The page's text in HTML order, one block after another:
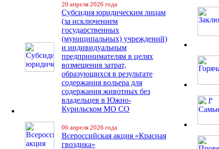
20 апреля 2026 года
Субсидия юридическим лицам
(за исключением
государственных
(муниципальных) учреждений)
и индивидуальным
предпринимателям в целях
возмещения затрат,
образующихся в результате
содержания вольера для
содержания животных без
владельцев в Южно-
Курильском МО СО
06 апреля 2026 года
Всероссийская акция «Красная
гвоздика»